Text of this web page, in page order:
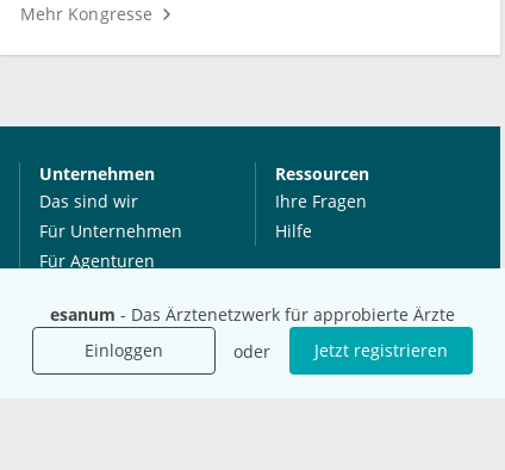
esanum - Das Ärztenetzwerk für approbierte Ärzte
Einloggen
oder Jetzt registrieren
Mehr Kongresse
Unternehmen
Das sind wir
Für Unternehmen
Für Agenturen
Presse
Karriere
Jobs
Ressourcen
Ihre Fragen
Hilfe